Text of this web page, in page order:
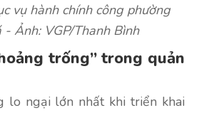
vụ hành chính công phường
- Ảnh: VGP/Thanh Bình
trống” trong quản
lo ngại lớn nhất khi triển khai